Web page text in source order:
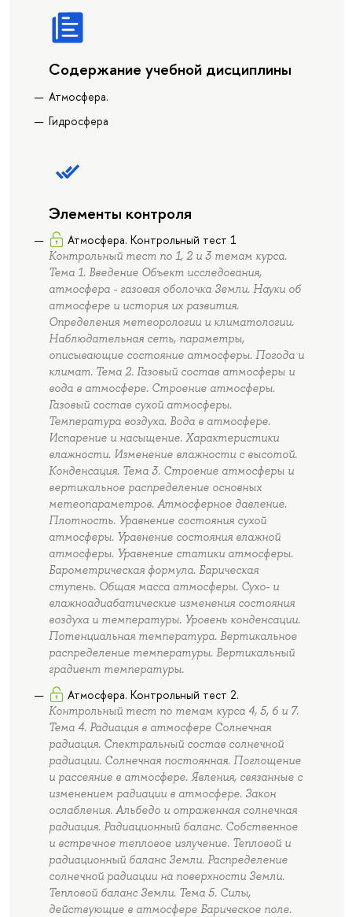
Содержание учебной дисциплины
Атмосфера.
Гидросфера
Элементы контроля
Атмосфера. Контрольный тест 1
Контрольный тест по 1, 2 и 3 темам курса.
Тема 1. Введение Объект исследования,
атмосфера - газовая оболочка Земли. Науки об
атмосфере и история их развития.
Определения метеорологии и климатологии.
Наблюдательная сеть, параметры,
описывающие состояние атмосферы. Погода и
климат. Тема 2. Газовый состав атмосферы и
вода в атмосфере. Строение атмосферы.
Газовый состав сухой атмосферы.
Температура воздуха. Вода в атмосфере.
Испарение и насыщение. Характеристики
влажности. Изменение влажности с высотой.
Конденсация. Тема 3. Строение атмосферы и
вертикальное распределение основных
метеопараметров. Атмосферное давление.
Плотность. Уравнение состояния сухой
атмосферы. Уравнение состояния влажной
атмосферы. Уравнение статики атмосферы.
Барометрическая формула. Барическая
ступень. Общая масса атмосферы. Сухо- и
влажноадиабатические изменения состояния
воздуха и температуры. Уровень конденсации.
Потенциальная температура. Вертикальное
распределение температуры. Вертикальный
градиент температуры.
Атмосфера. Контрольный тест 2.
Контрольный тест по темам курса 4, 5, 6 и 7.
Тема 4. Радиация в атмосфере Солнечная
радиация. Спектральный состав солнечной
радиации. Солнечная постоянная. Поглощение
и рассеяние в атмосфере. Явления, связанные с
изменением радиации в атмосфере. Закон
ослабления. Альбедо и отраженная солнечная
радиация. Радиационный баланс. Собственное
и встречное тепловое излучение. Тепловой и
радиационный баланс Земли. Распределение
солнечной радиации на поверхности Земли.
Тепловой баланс Земли. Тема 5. Силы,
действующие в атмосфере Барическое поле.